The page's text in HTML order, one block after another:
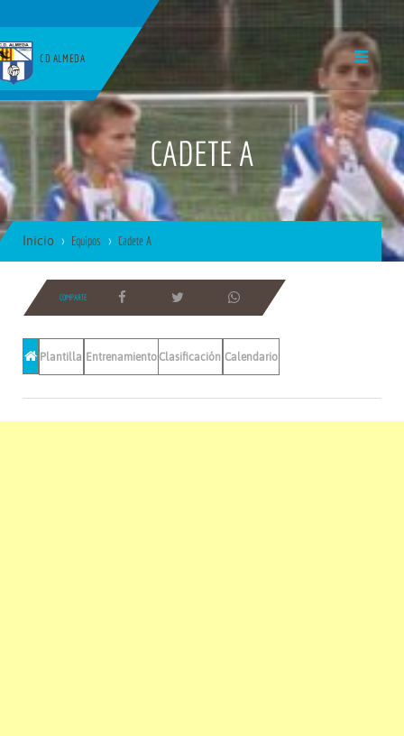
CD ALMEDA
CADETE A
Inicio Equipos Cadete A
COMPARTE
Plantilla EntrenamientosClasificación Calendario